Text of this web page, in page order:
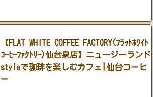
【FLAT WHITE COFFEE FACTORY(ﾌﾗｯﾄﾎﾜｲﾄ
ｺｰﾋｰﾌｧｸﾄﾘｰ)仙台泉店】ニュージーランド
styleで珈琲を楽しむカフェ|仙台コーヒ
ー